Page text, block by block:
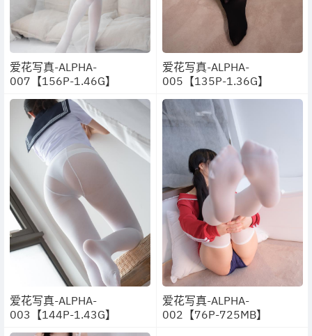
爱花写真-ALPHA-
007【156P-1.46G】
爱花写真-ALPHA-
005【135P-1.36G】
爱花写真-ALPHA-
003【144P-1.43G】
爱花写真-ALPHA-
002【76P-725MB】